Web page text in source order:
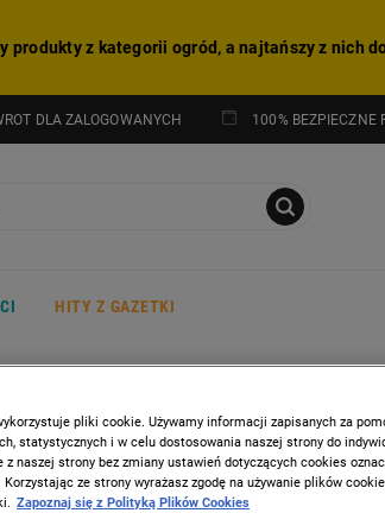
produkty z kategorii ogród, a najtańszy z nich
DLA ZALOGOWANYCH 100% BEZPIECZNE
HITY Z GAZETKI
MESKO
Maszyna do
pliki cookie. Używamy informacji zapisanych za
statystycznych i w celu dostosowania naszej strony do
z naszej strony bez zmiany ustawień dotyczących cookies
Korzystając ze strony wyrażasz zgodę na używanie plików
Zapoznaj się z Polityką Plików Cookies